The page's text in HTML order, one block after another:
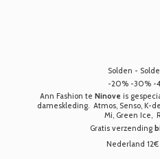
Solden -
-20% -30% -
Ann Fashion te Ninove is
dameskleding. Atmos, Senso, K-
Mi, Green Ice,
Gratis verzending
Nederland